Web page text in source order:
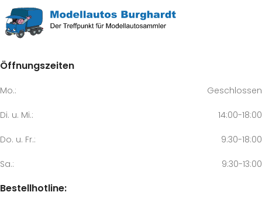
Öffnungszeiten
Mo.: Geschlossen
Di. u. Mi.: 14:00-18:00
Do. u. Fr.: 9:30-18:00
Sa.: 9:30-13:00
Bestellhotline: